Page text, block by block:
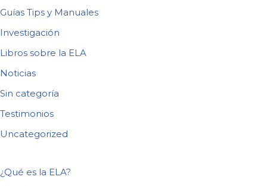
Guías Tips y Manuales
Investigación
Libros sobre la ELA
Noticias
Sin categoría
Testimonios
Uncategorized
¿Qué es la ELA?